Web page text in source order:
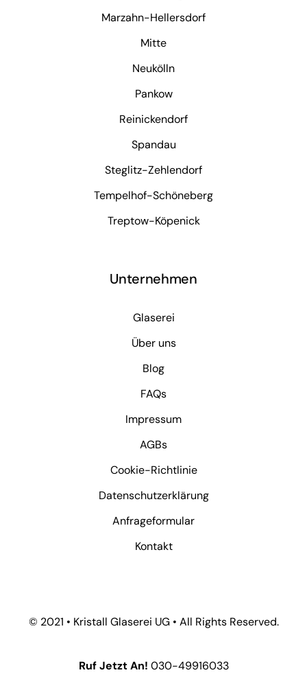
Marzahn-Hellersdorf
Mitte
Neukölln
Pankow
Reinickendorf
Spandau
Steglitz-Zehlendorf
Tempelhof-Schöneberg
Treptow-Köpenick
Unternehmen
Glaserei
Über uns
Blog
FAQs
Impressum
AGBs
Cookie-Richtlinie
Datenschutzerklärung
Anfrageformular
Kontakt
© 2021 • Kristall Glaserei UG • All Rights Reserved.
Ruf Jetzt An! 030-49916033